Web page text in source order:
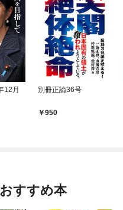
12月
別冊正論36号
950
すすめ本